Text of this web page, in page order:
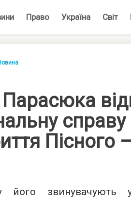
Право Україна Світ
справу
Пісного
його звинувачують у